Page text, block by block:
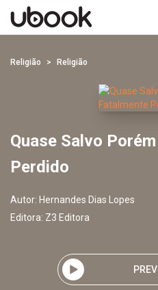
Religião Religião
Quase Salvo
Perdido
Autor: Hernandes Dias Lopes
Editora: Z3 Editora